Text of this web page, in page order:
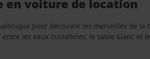
en voiture de location
pour découvrir les merveilles de
les eaux cristallines, le sable blanc